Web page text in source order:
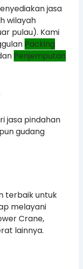
jasa
wilayah
pulau). Kami
Packing
Penjemputan
jasa pindahan
gudang
terbaik untuk
melayani
Crane,
lainnya.